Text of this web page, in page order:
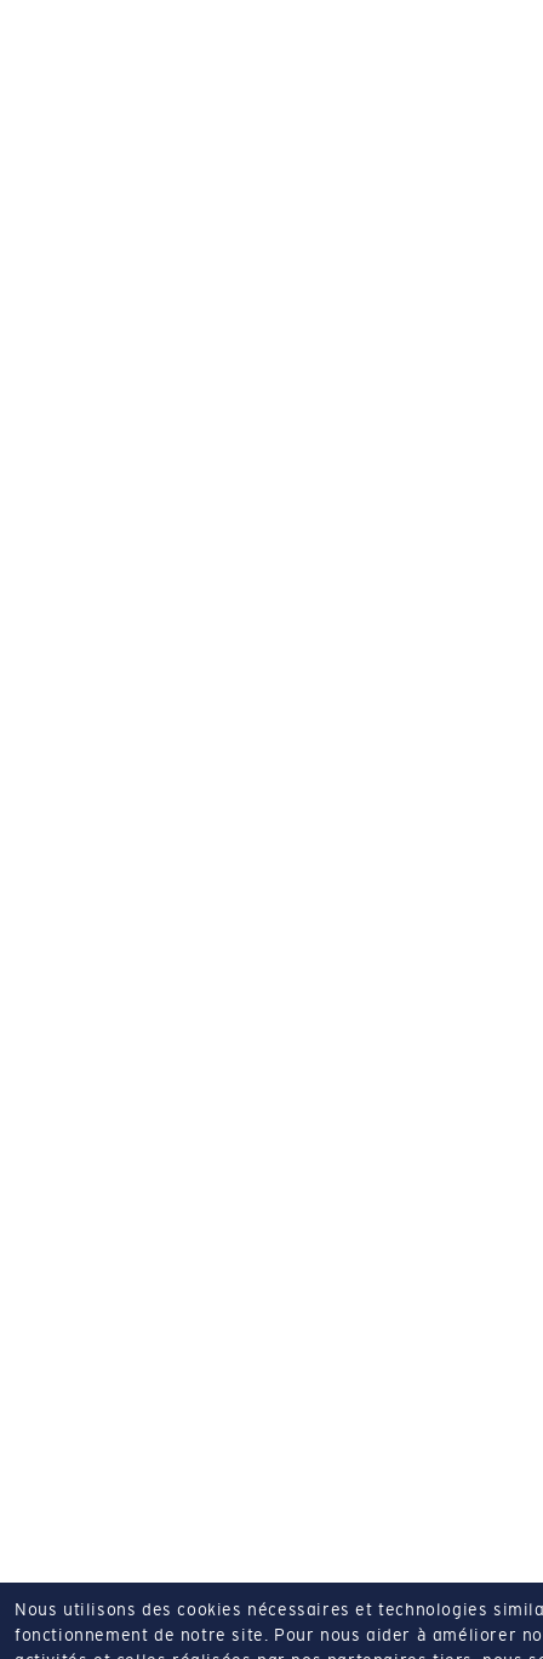
Nous utilisons des cookies nécessaires et technologies
fonctionnement de notre site. Pour nous aider à améliorer